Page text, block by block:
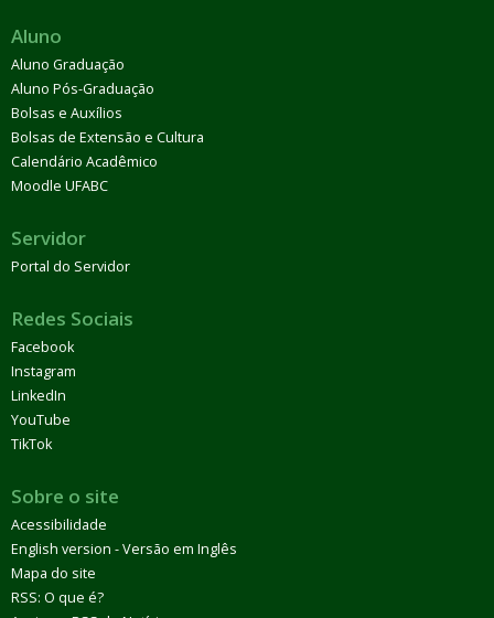
Aluno
Aluno Graduação
Aluno Pós-Graduação
Bolsas e Auxílios
Bolsas de Extensão e Cultura
Calendário Acadêmico
Moodle UFABC
Servidor
Portal do Servidor
Redes Sociais
Facebook
Instagram
LinkedIn
YouTube
TikTok
Sobre o site
Acessibilidade
English version - Versão em Inglês
Mapa do site
RSS: O que é?